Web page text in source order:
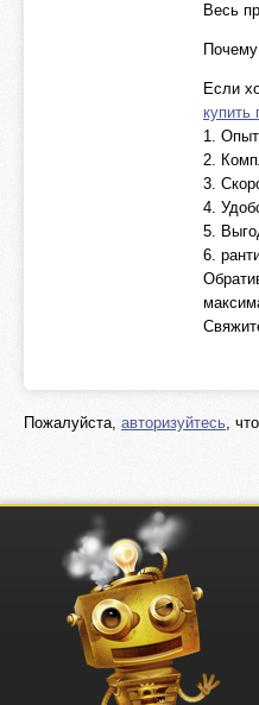
Весь
Если
купить
1.
2.
3.
4.
5.
6.
Пожалуйста, авторизуйтесь,